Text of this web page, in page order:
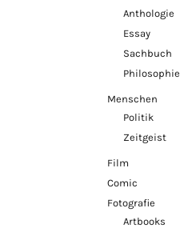
Anthologie
Essay
Sachbuch
Philosophie
Menschen
Politik
Zeitgeist
Film
Comic
Fotografie
Artbooks